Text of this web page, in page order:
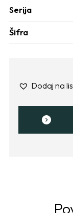
Serija
Šifra
Dodaj na